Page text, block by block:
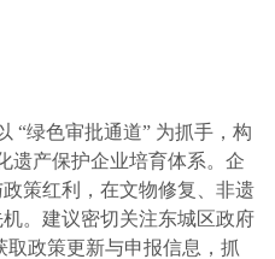
“绿色审批通道” 为抓手，构
遗产保护企业培育体系。企
策红利，在文物修复、非遗
。建议密切关注东城区政府
取政策更新与申报信息，抓